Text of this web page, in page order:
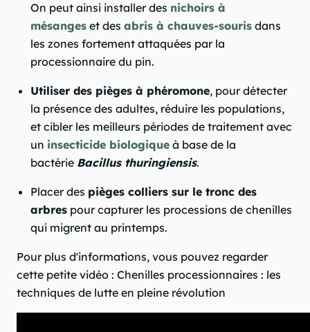
On peut ainsi installer des nichoirs à
mésanges et des abris à chauves-souris dans
les zones fortement attaquées par la
processionnaire du pin.
Utiliser des pièges à phéromone, pour détecter
la présence des adultes, réduire les populations,
et cibler les meilleurs périodes de traitement avec
un insecticide biologique à base de la
bactérie Bacillus thuringiensis.
Placer des pièges colliers sur le tronc des
arbres pour capturer les processions de chenilles
qui migrent au printemps.
Pour plus d'informations, vous pouvez regarder
cette petite vidéo : Chenilles processionnaires : les
techniques de lutte en pleine révolution